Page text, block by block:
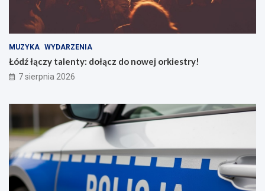
MUZYKA WYDARZENIA
Łódź łączy talenty: dołącz do nowej orkiestry!
7 sierpnia 2026